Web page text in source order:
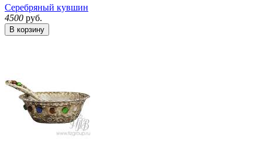
Серебряный кувшин
4500 руб.
В корзину